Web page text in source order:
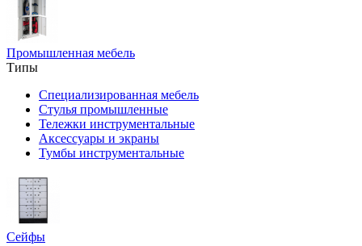
Промышленная мебель
Типы
Специализированная мебель
Стулья промышленные
Тележки инструментальные
Аксессуары и экраны
Тумбы инструментальные
Сейфы